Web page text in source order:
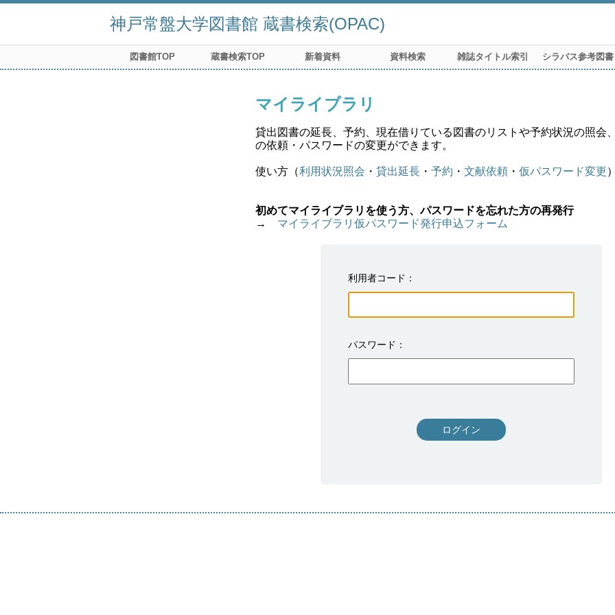
神戸常盤大学図書館 蔵書検索(OPAC)
図書館TOP 蔵書検索TOP 新着資料 資料検索 雑誌タイトル索引 シラバス参考図書
マイライブラリ
貸出図書の延長、予約、現在借りている図書のリストや予約状況の照会
の依頼・パスワードの変更ができます。
使い方（利用状況照会 ・ 貸出延長 ・ 予約 ・ 文献依頼 ・ 仮パスワード変更）
初めてマイライブラリを使う方、パスワードを忘れた方の再発行
→ マイライブラリ仮パスワード発行申込フォーム
利用者コード
パスワード
ログイン